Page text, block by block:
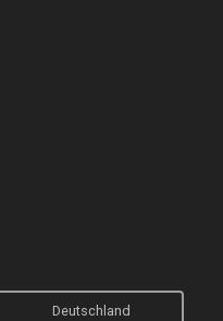
Deutschland